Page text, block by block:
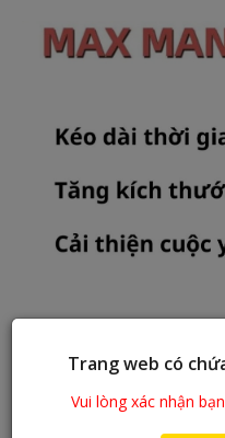
Trang web có
Vui lòng xác nhận